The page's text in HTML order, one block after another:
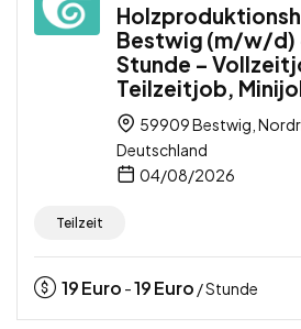
Bestwig (m/w/d)
Stunde –
Teilzeitjob,
59909 Bestwig,
Deutschland
04/08/2026
Teilzeit
19Euro -19Euro / Stunde